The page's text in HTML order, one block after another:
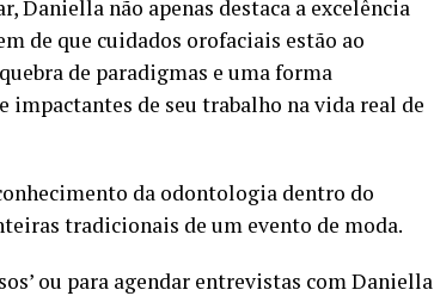
Daniella não apenas destaca a excelência
de que cuidados orofaciais estão ao
de paradigmas e uma forma
de seu trabalho na vida real de
da odontologia dentro do
tradicionais de um evento de moda.
ou para agendar entrevistas com Daniella